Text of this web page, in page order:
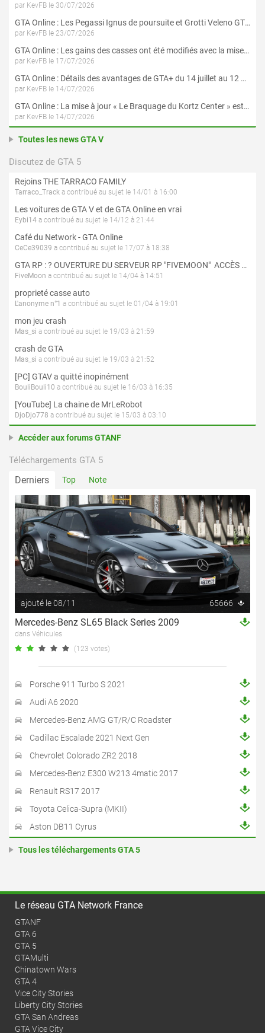
par KevFB le 30/07/2026
GTA Online : Les Pegassi Ignus de poursuite et Grotti Veleno GT sont maintenant disponibles
par KevFB le 23/07/2026
GTA Online : Les gains des casses ont été modifiés avec la mise à jour « Le Braquage du Kortz Center »
par KevFB le 17/07/2026
GTA Online : Détails des avantages de GTA+ du 14 juillet au 12 août
par KevFB le 14/07/2026
GTA Online : La mise à jour « Le Braquage du Kortz Center » est maintenant disponible
par KevFB le 14/07/2026
Toutes les news GTA V
Discutez de GTA 5
Rejoins THE TARRACO FAMILY
Tarraco_Track a contribué au sujet le 14/01 à 16:00
Les voitures de GTA V et de GTA Online en vrai
Eybi14 a contribué au sujet le 14/12 à 21:44
Café du Network - GTA Online
CeCe39039 a contribué au sujet le 17/07 à 18:38
GTA RP : ? OUVERTURE DU SERVEUR RP "FIVEMOON"  ACCÈS LIBRE ?
FiveMoon a contribué au sujet le 14/04 à 14:51
proprieté casse auto
L'anonyme n°1 a contribué au sujet le 01/04 à 19:01
mon jeu crash
Mas_si a contribué au sujet le 19/03 à 21:59
crash de GTA
Mas_si a contribué au sujet le 19/03 à 21:52
[PC] GTAV a quitté inopinément
BouliBouli10 a contribué au sujet le 16/03 à 16:35
[YouTube] La chaine de MrLeRobot
DjoDjo778 a contribué au sujet le 15/03 à 03:10
Accéder aux forums GTANF
Téléchargements GTA 5
Derniers Top Note
ajouté le 08/11 65666
Mercedes-Benz SL65 Black Series 2009
dans Véhicules
(123 votes)
Porsche 911 Turbo S 2021
Audi A6 2020
Mercedes-Benz AMG GT/R/C Roadster
Cadillac Escalade 2021 Next Gen
Chevrolet Colorado ZR2 2018
Mercedes-Benz E300 W213 4matic 2017
Renault RS17 2017
Toyota Celica-Supra (MKII)
Aston DB11 Cyrus
Tous les téléchargements GTA 5
Le réseau GTA Network France
GTANF
GTA 6
GTA 5
GTAMulti
Chinatown Wars
GTA 4
Vice City Stories
Liberty City Stories
GTA San Andreas
GTA Vice City